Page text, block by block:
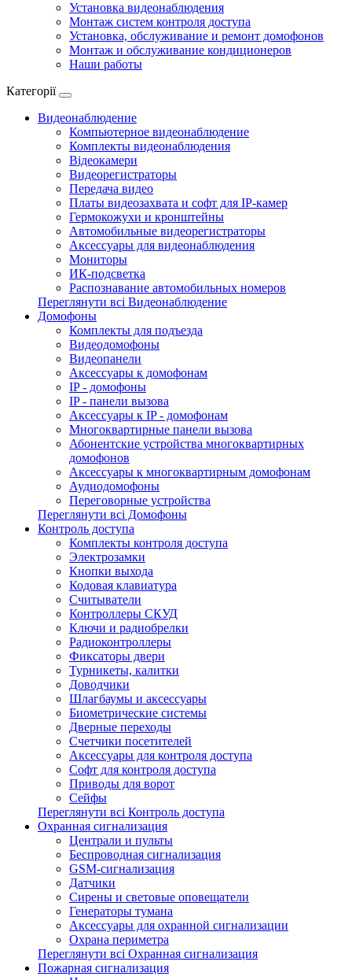
Установка видеонаблюдения
Монтаж систем контроля доступа
Установка, обслуживание и ремонт домофонов
Монтаж и обслуживание кондиционеров
Наши работы
Категорії
Видеонаблюдение
Компьютерное видеонаблюдение
Комплекты видеонаблюдения
Відеокамери
Видеорегистраторы
Передача видео
Платы видеозахвата и софт для IP-камер
Гермокожухи и кронштейны
Автомобильные видеорегистраторы
Аксессуары для видеонаблюдения
Мониторы
ИК-подсветка
Распознавание автомобильных номеров
Переглянути всі Видеонаблюдение
Домофоны
Комплекты для подъезда
Видеодомофоны
Видеопанели
Аксессуары к домофонам
IP - домофоны
IP - панели вызова
Аксессуары к IP - домофонам
Многоквартирные панели вызова
Абонентские устройства многоквартирных
домофонов
Аксессуары к многоквартирным домофонам
Аудиодомофоны
Переговорные устройства
Переглянути всі Домофоны
Контроль доступа
Комплекты контроля доступа
Электрозамки
Кнопки выхода
Кодовая клавиатура
Считыватели
Контроллеры СКУД
Ключи и радиобрелки
Радиоконтроллеры
Фиксаторы двери
Турникеты, калитки
Доводчики
Шлагбаумы и аксессуары
Биометрические системы
Дверные переходы
Счетчики посетителей
Аксессуары для контроля доступа
Софт для контроля доступа
Приводы для ворот
Сейфы
Переглянути всі Контроль доступа
Охранная сигнализация
Централи и пульты
Беспроводная сигнализация
GSM-сигнализация
Датчики
Сирены и световые оповещатели
Генераторы тумана
Аксессуары для охранной сигнализации
Охрана периметра
Переглянути всі Охранная сигнализация
Пожарная сигнализация